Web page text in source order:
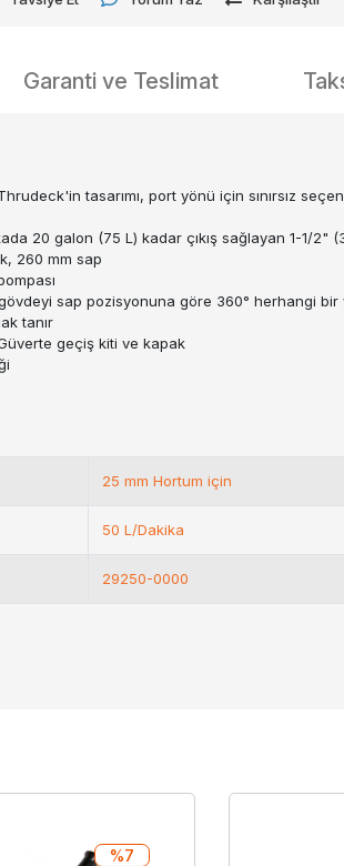
Garanti ve Teslimat
tasarımı, port yönü için sınırsız
20 galon (75 L) kadar çıkış sağlayan 1-1/2"
260 mm sap
sap pozisyonuna göre 360° herhangi bir
tanır
geçiş kiti ve kapak
25 mm Hortum için
50 L/Dakika
29250-0000
%7